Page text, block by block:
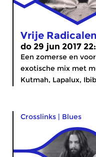
Vrije Radicalen
do 29 jun 2017
Een zomerse en
exotische mix met
Kutmah, Lapalux,
Crosslinks | Blues